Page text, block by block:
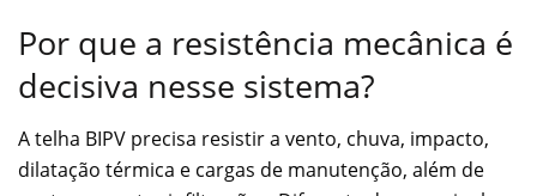
Por que a resistência mecânica é
decisiva nesse sistema?
A telha BIPV precisa resistir a vento, chuva, impacto,
dilatação térmica e cargas de manutenção, além de